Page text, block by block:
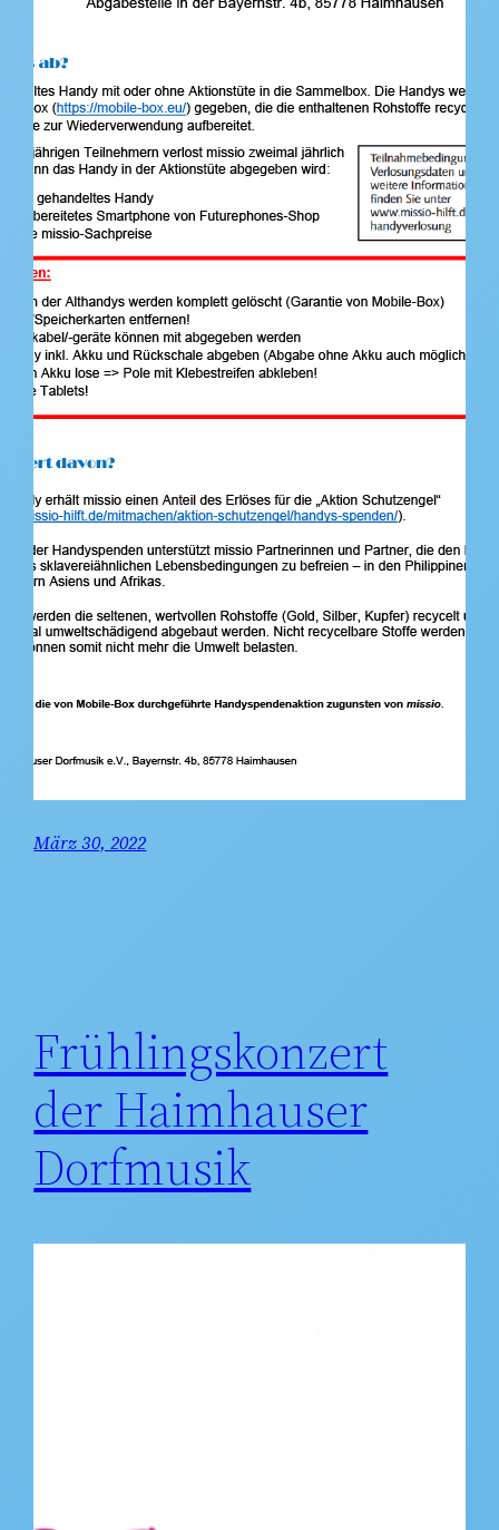
März 30, 2022
Frühlingskonzert
der Haimhauser
Dorfmusik